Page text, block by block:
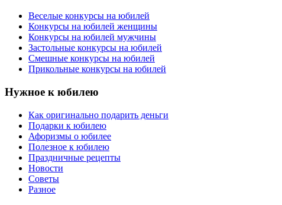
Веселые конкурсы на юбилей
Конкурсы на юбилей женщины
Конкурсы на юбилей мужчины
Застольные конкурсы на юбилей
Смешные конкурсы на юбилей
Прикольные конкурсы на юбилей
Нужное к юбилею
Как оригинально подарить деньги
Подарки к юбилею
Афоризмы о юбилее
Полезное к юбилею
Праздничные рецепты
Новости
Советы
Разное